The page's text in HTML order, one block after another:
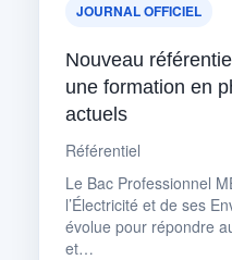
JOURNAL OFFICIEL
Nouveau
une formation en
actuels
Référentiel
Le Bac Professionnel
l’Électricité et de ses
évolue pour répondre
et…